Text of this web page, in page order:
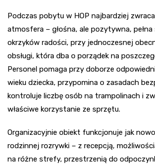
Podczas pobytu w HOP najbardziej
atmosfera – głośna, ale pozytywna, pełna
okrzyków radości, przy jednoczesnej
obsługi, która dba o porządek na
Personel pomaga przy doborze
wieku dziecka, przypomina o zasadach
kontroluje liczbę osób na trampolinach i
właściwe korzystanie ze sprzętu.
Organizacyjnie obiekt funkcjonuje jak
rodzinnej rozrywki – z recepcją,
na różne strefy, przestrzenią do